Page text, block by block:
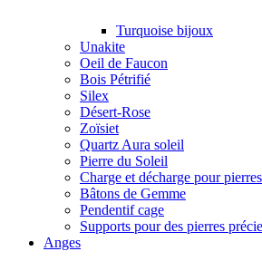
Turquoise bijoux
Unakite
Oeil de Faucon
Bois Pétrifié
Silex
Désert-Rose
Zoïsiet
Quartz Aura soleil
Pierre du Soleil
Charge et décharge pour
Bâtons de Gemme
Pendentif cage
Supports pour des pierres
Anges